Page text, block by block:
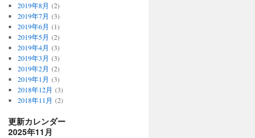
2019年8月 (2)
2019年7月 (3)
2019年6月 (1)
2019年5月 (2)
2019年4月 (3)
2019年3月 (3)
2019年2月 (2)
2019年1月 (3)
2018年12月 (3)
2018年11月 (2)
更新カレンダー
2025年11月